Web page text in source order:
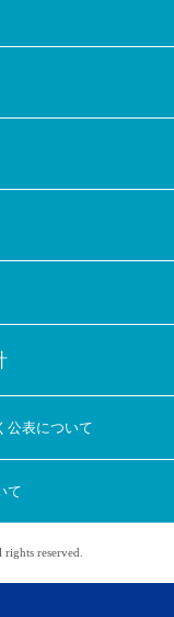
んか
公表について
て
reserved.